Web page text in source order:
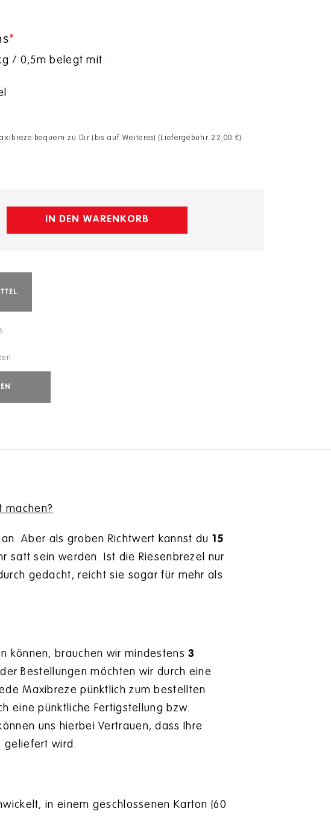
*
/ 0,5m belegt mit:
bequem zu Dir (bis auf Weiteres) (Liefergebühr 22,00 €)
IN DEN WARENKORB
machen?
Aber als groben Richtwert kannst du 15
satt sein werden. Ist die Riesenbrezel nur
gedacht, reicht sie sogar für mehr als
können, brauchen wir mindestens3
Bestellungen möchten wir durch eine
Maxibreze pünktlich zum bestellten
eine pünktliche Fertigstellung bzw.
uns hierbei Vertrauen, dass Ihre
geliefert wird.
in einem geschlossenen Karton (60